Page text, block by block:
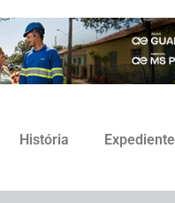
História Expediente